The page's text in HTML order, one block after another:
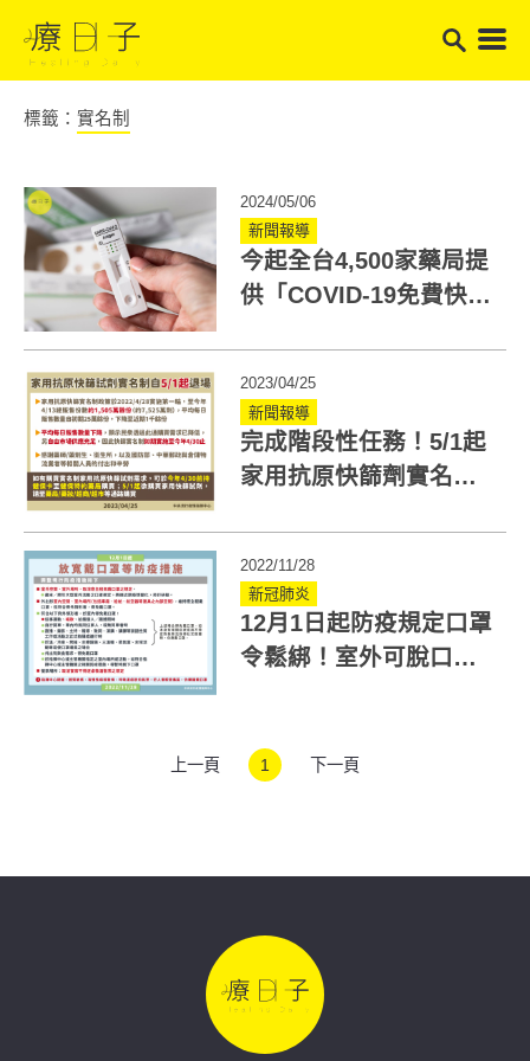
標籤： 實名制
2024/05/06
新聞報導
今起全台4,500家藥局提
供「COVID-19免費快篩
2023/04/25
新聞報導
完成階段性任務！5/1起
家用抗原快篩劑實名制
2022/11/28
新冠肺炎
12月1日起防疫規定口罩
令鬆綁！室外可脫口
上一頁 1 下一頁